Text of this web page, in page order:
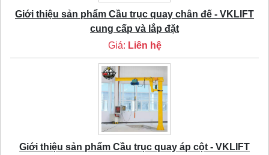
Giới thiệu sản phẩm Cầu trục quay chân đế - VKLIFT
cung cấp và lắp đặt
Giá: Liên hệ
Giới thiệu sản phẩm Cầu trục quay áp cột - VKLIFT